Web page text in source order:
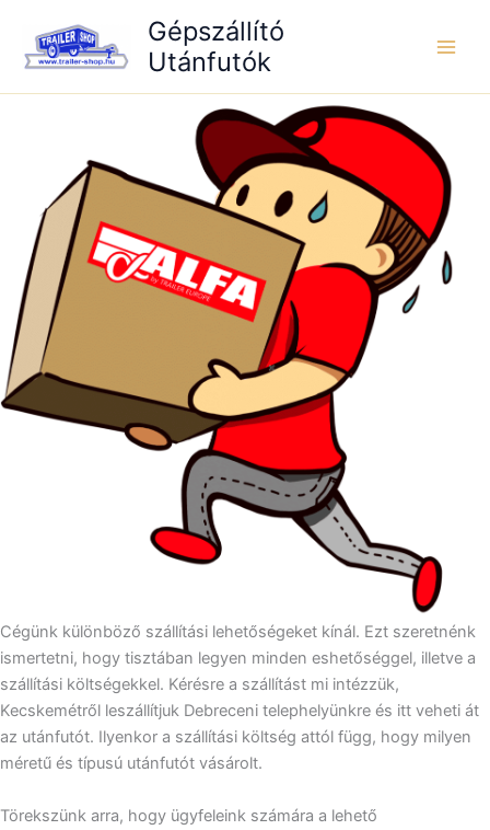
content
Gépszállító
Utánfutók
Cégünk különböző szállítási lehetőségeket kínál. Ezt szeretnénk
ismertetni, hogy tisztában legyen minden eshetőséggel, illetve a
szállítási költségekkel. Kérésre a szállítást mi intézzük,
Kecskemétről leszállítjuk Debreceni telephelyünkre és itt veheti át
az utánfutót. Ilyenkor a szállítási költség attól függ, hogy milyen
méretű és típusú utánfutót vásárolt.
Törekszünk arra, hogy ügyfeleink számára a lehető